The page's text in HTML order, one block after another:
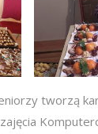
tworzą